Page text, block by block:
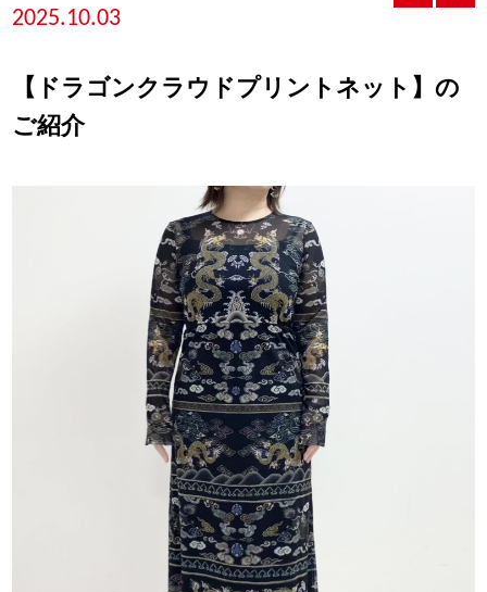
2025.10.03
【ドラゴンクラウドプリントネット】の
ご紹介